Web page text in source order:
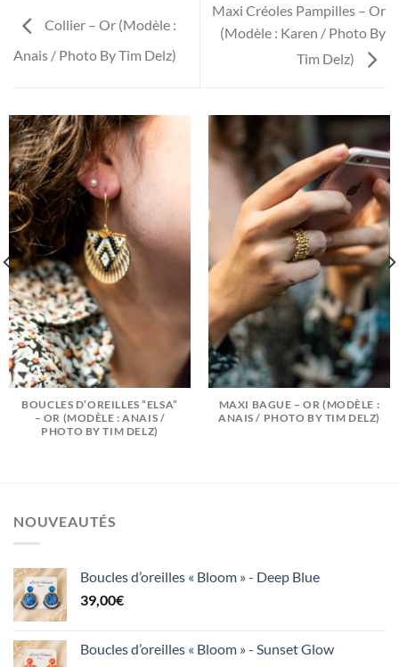
Collier – Or (Modèle :
Anais / Photo By Tim Delz)
Maxi Créoles Pampilles – Or
(Modèle : Karen / Photo By
Tim Delz)
BOUCLES D’OREILLES “ELSA”
– OR (MODÈLE : ANAIS /
PHOTO BY TIM DELZ)
MAXI BAGUE – OR (MODÈLE :
ANAIS / PHOTO BY TIM DELZ)
NOUVEAUTÉS
Boucles d’oreilles « Bloom » - Deep Blue
39,00€
Boucles d’oreilles « Bloom » - Sunset Glow